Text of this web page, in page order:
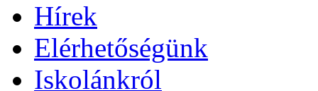
Hírek
Elérhetőségünk
Iskolánkról